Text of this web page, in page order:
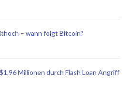
– wann folgt Bitcoin?
Millionen durch Flash Loan Angriff